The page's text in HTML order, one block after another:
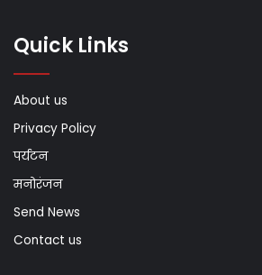
Quick Links
About us
Privacy Policy
पर्यटन
मनोरंजन
Send News
Contact us